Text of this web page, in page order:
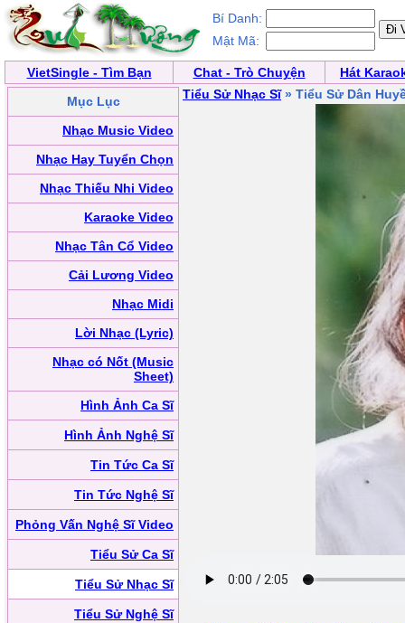
Bí Danh:
Mật Mã:
VietSingle - Tìm Bạn Chat - Trò Chuyện
Hát
Mục Lục
Nhạc Music Video
Nhạc Hay Tuyển Chọn
Nhạc Thiếu Nhi Video
Karaoke Video
Nhạc Tân Cổ Video
Cải Lương Video
Nhạc Midi
Lời Nhạc (Lyric)
Nhạc có Nốt (Music
Sheet)
Hình Ảnh Ca Sĩ
Hình Ảnh Nghệ Sĩ
Tin Tức Ca Sĩ
Tin Tức Nghệ Sĩ
Phỏng Vấn Nghệ Sĩ Video
Tiểu Sử Ca Sĩ
Tiểu Sử Nhạc Sĩ
Tiểu Sử Nghệ Sĩ
Tiểu Sử Nhạc Sĩ» Tiểu Sử Dân